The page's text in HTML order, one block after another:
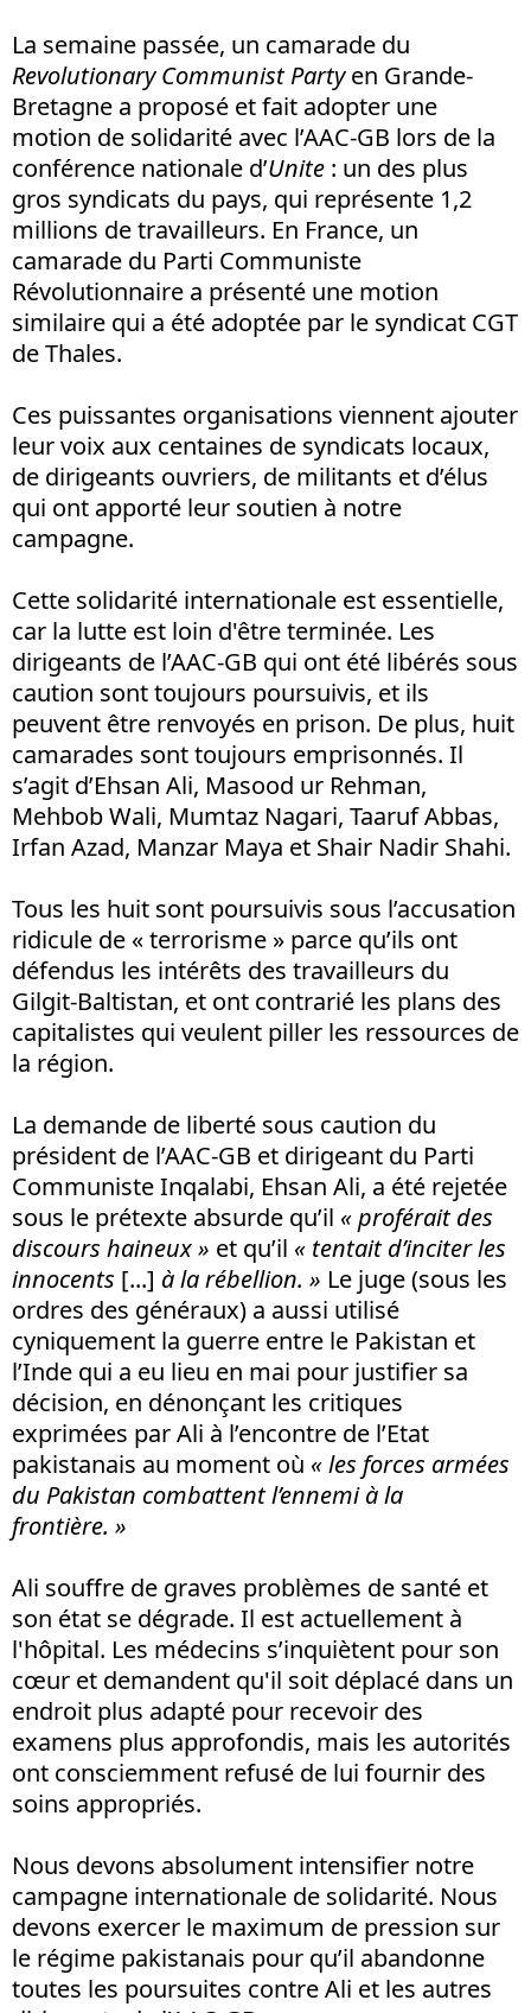
La semaine passée, un camarade du
Revolutionary Communist Partyen Grande-
Bretagne a proposé et fait adopter une
motion de solidarité avec l’AAC-GB lors de la
conférence nationale d’Unite : un des plus
gros syndicats du pays, qui représente 1,2
millions de travailleurs. En France, un
camarade du Parti Communiste
Révolutionnaire a présenté une motion
similaire qui a été adoptée par le syndicat CGT
de Thales.
Ces puissantes organisations viennent ajouter
leur voix aux centaines de syndicats locaux,
de dirigeants ouvriers, de militants et d’élus
qui ont apporté leur soutien à notre
campagne.
Cette solidarité internationale est essentielle,
car la lutte est loin d'être terminée. Les
dirigeants de l’AAC-GB qui ont été libérés sous
caution sont toujours poursuivis, et ils
peuvent être renvoyés en prison. De plus, huit
camarades sont toujours emprisonnés. Il
s’agit d’Ehsan Ali, Masood ur Rehman,
Mehbob Wali, Mumtaz Nagari, Taaruf Abbas,
Irfan Azad, Manzar Maya et Shair Nadir Shahi.
Tous les huit sont poursuivis sous l’accusation
ridicule de « terrorisme » parce qu’ils ont
défendus les intérêts des travailleurs du
Gilgit-Baltistan, et ont contrarié les plans des
capitalistes qui veulent piller les ressources de
la région.
La demande de liberté sous caution du
président de l’AAC-GB et dirigeant du Parti
Communiste Inqalabi, Ehsan Ali, a été rejetée
sous le prétexte absurde qu’il « proférait des
discours haineux » et qu’il « tentait d’inciter les
innocents [...] à la rébellion. » Le juge (sous les
ordres des généraux) a aussi utilisé
cyniquement la guerre entre le Pakistan et
l’Inde qui a eu lieu en mai pour justifier sa
décision, en dénonçant les critiques
exprimées par Ali à l’encontre de l’Etat
pakistanais au moment où « les forces armées
du Pakistan combattent l’ennemi à la
frontière. »
Ali souffre de graves problèmes de santé et
son état se dégrade. Il est actuellement à
l'hôpital. Les médecins s’inquiètent pour son
cœur et demandent qu'il soit déplacé dans un
endroit plus adapté pour recevoir des
examens plus approfondis, mais les autorités
ont consciemment refusé de lui fournir des
soins appropriés.
Nous devons absolument intensifier notre
campagne internationale de solidarité. Nous
devons exercer le maximum de pression sur
le régime pakistanais pour qu’il abandonne
toutes les poursuites contre Ali et les autres